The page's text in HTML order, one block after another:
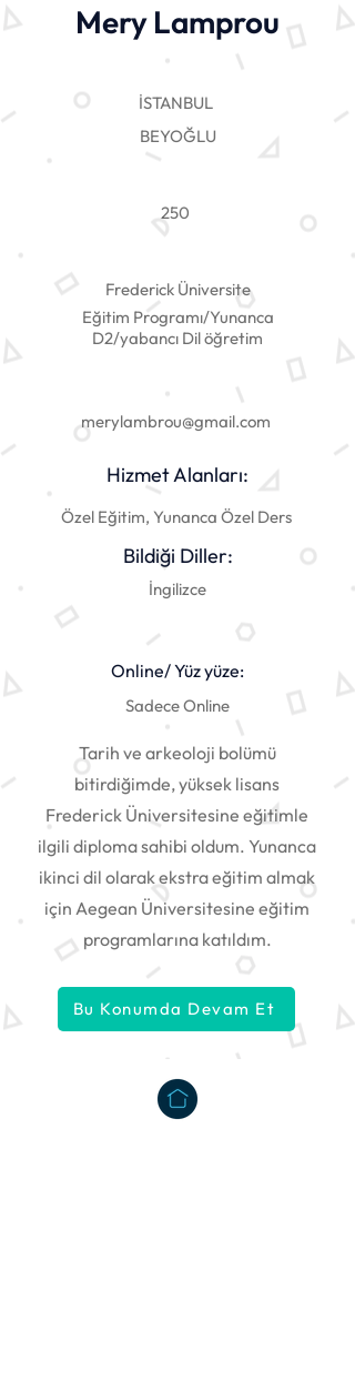
Mery Lamprou
İSTANBUL
BEYOĞLU
250
Frederick Üniversite
Eğitim Programı/Yunanca
D2/yabancı Dil öğretim
merylambrou@gmail.com
Hizmet Alanları:
Özel Eğitim, Yunanca Özel Ders
Bildiği Diller:
İngilizce
Online/ Yüz yüze:
Sadece Online
Tarih ve arkeoloji bolümü
bitirdiğimde, yüksek lisans
Frederick Üniversitesine eğitimle
ilgili diploma sahibi oldum. Yunanca
ikinci dil olarak ekstra eğitim almak
için Aegean Üniversitesine eğitim
programlarına katıldım.
Bu Konumda Devam Et